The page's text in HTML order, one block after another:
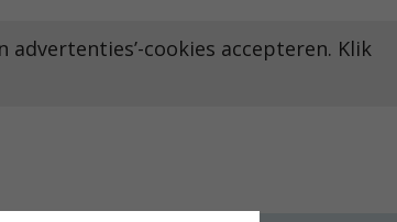
advertenties’-cookies accepteren. Klik